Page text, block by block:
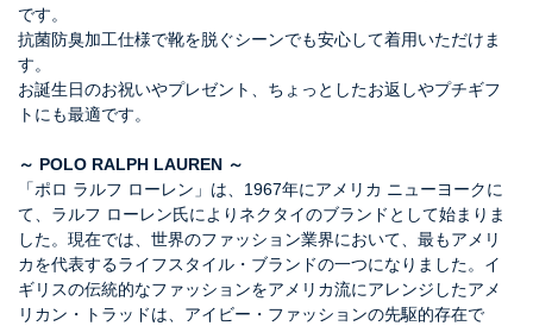
です。
抗菌防臭加工仕様で靴を脱ぐシーンでも安心して着用いただけま
す。
お誕生日のお祝いやプレゼント、ちょっとしたお返しやプチギフ
トにも最適です。
～ POLO RALPH LAUREN ～
「ポロ ラルフ ローレン」は、1967年にアメリカ ニューヨークに
て、ラルフ ローレン氏によりネクタイのブランドとして始まりま
した。現在では、世界のファッション業界において、最もアメリ
カを代表するライフスタイル・ブランドの一つになりました。イ
ギリスの伝統的なファッションをアメリカ流にアレンジしたアメ
リカン・トラッドは、アイビー・ファッションの先駆的存在で